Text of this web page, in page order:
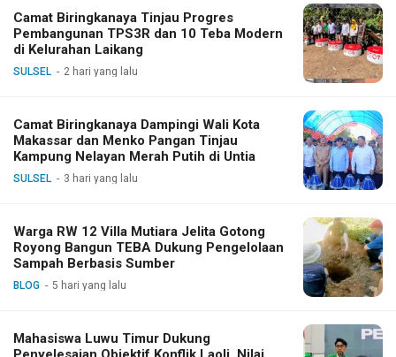
Camat Biringkanaya Tinjau Progres
Pembangunan TPS3R dan 10 Teba Modern
di Kelurahan Laikang
SULSEL 2 hari yang lalu
Camat Biringkanaya Dampingi Wali Kota
Makassar dan Menko Pangan Tinjau
Kampung Nelayan Merah Putih di Untia
SULSEL 3 hari yang lalu
Warga RW 12 Villa Mutiara Jelita Gotong
Royong Bangun TEBA Dukung Pengelolaan
Sampah Berbasis Sumber
BLOG 5 hari yang lalu
Mahasiswa Luwu Timur Dukung